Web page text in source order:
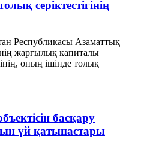
серіктестігінің
Республикасы Азаматтық
жарғылық капиталы
оның ішінде толық
басқару
үй қатынастары